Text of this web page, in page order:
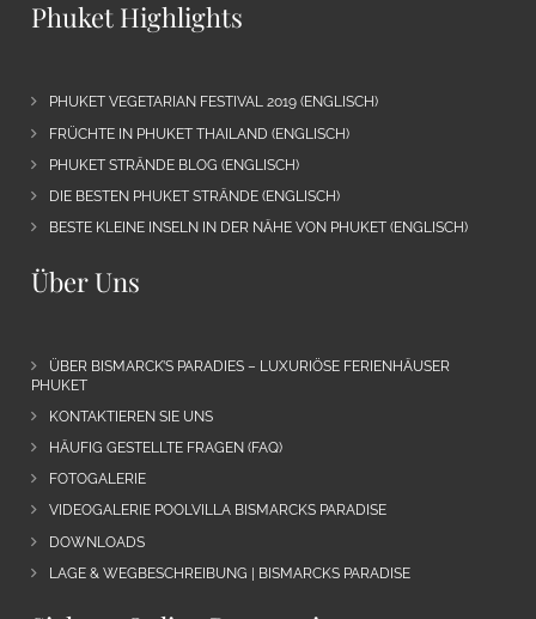
Phuket Highlights
PHUKET VEGETARIAN FESTIVAL 2019 (ENGLISCH)
FRÜCHTE IN PHUKET THAILAND (ENGLISCH)
PHUKET STRÄNDE BLOG (ENGLISCH)
DIE BESTEN PHUKET STRÄNDE (ENGLISCH)
BESTE KLEINE INSELN IN DER NÄHE VON PHUKET (ENGLISCH)
Über Uns
ÜBER BISMARCK’S PARADIES – LUXURIÖSE FERIENHÄUSER
PHUKET
KONTAKTIEREN SIE UNS
HÄUFIG GESTELLTE FRAGEN (FAQ)
FOTOGALERIE
VIDEOGALERIE POOLVILLA BISMARCKS PARADISE
DOWNLOADS
LAGE & WEGBESCHREIBUNG | BISMARCKS PARADISE